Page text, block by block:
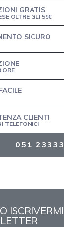
GRATIS
OLTRE GLI 59€
SICURO
ORE
CLIENTI
TELEFONICI
051